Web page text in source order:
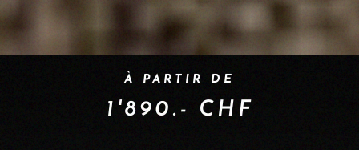
À PARTIR DE
1'890.- CHF